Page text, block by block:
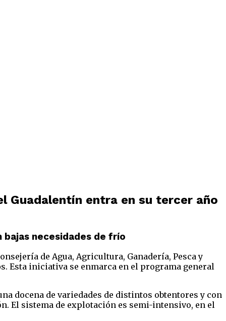
Guadalentín entra en su tercer año
necesidades de frío
de Agua, Agricultura, Ganadería, Pesca y
Esta iniciativa se enmarca en el programa general
docena de variedades de distintos obtentores y con
El sistema de explotación es semi-intensivo, en el